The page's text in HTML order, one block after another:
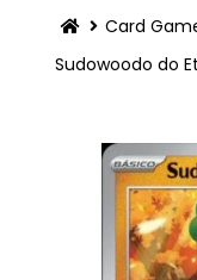
Card
Sudowoodo do